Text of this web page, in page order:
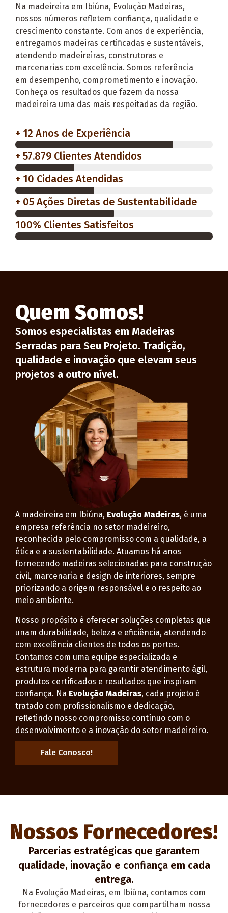
Na madeireira em Ibiúna, Evolução Madeiras,
nossos números refletem confiança, qualidade e
crescimento constante. Com anos de experiência,
entregamos madeiras certificadas e sustentáveis,
atendendo madeireiras, construtoras e
marcenarias com excelência. Somos referência
em desempenho, comprometimento e inovação.
Conheça os resultados que fazem da nossa
madeireira uma das mais respeitadas da região.
+ 12 Anos de Experiência
+ 57.879 Clientes Atendidos
+ 10 Cidades Atendidas
+ 05 Ações Diretas de Sustentabilidade
100% Clientes Satisfeitos
Quem Somos!
Somos especialistas em Madeiras
Serradas para Seu Projeto. Tradição,
qualidade e inovação que elevam seus
projetos a outro nível.
A madeireira em Ibiúna, Evolução Madeiras, é uma
empresa referência no setor madeireiro,
reconhecida pelo compromisso com a qualidade, a
ética e a sustentabilidade. Atuamos há anos
fornecendo madeiras selecionadas para construção
civil, marcenaria e design de interiores, sempre
priorizando a origem responsável e o respeito ao
meio ambiente.
Nosso propósito é oferecer soluções completas que
unam durabilidade, beleza e eficiência, atendendo
com excelência clientes de todos os portes.
Contamos com uma equipe especializada e
estrutura moderna para garantir atendimento ágil,
produtos certificados e resultados que inspiram
confiança. Na Evolução Madeiras, cada projeto é
tratado com profissionalismo e dedicação,
refletindo nosso compromisso contínuo com o
desenvolvimento e a inovação do setor madeireiro.
Fale Conosco!
Nossos Fornecedores!
Parcerias estratégicas que garantem
qualidade, inovação e confiança em cada
entrega.
Na Evolução Madeiras, em Ibiúna, contamos com
fornecedores e parceiros que compartilham nossa